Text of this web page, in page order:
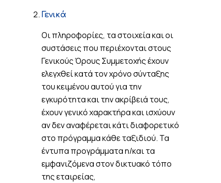
Γενικά
Οι πληροφορίες, τα στοιχεία και οι
συστάσεις που περιέχονται στους
Γενικούς Όρους Συμμετοχής έχουν
ελεγχθεί κατά τον χρόνο σύνταξης
του κειμένου αυτού για την
εγκυρότητα και την ακρίβειά τους,
έχουν γενικό χαρακτήρα και ισχύουν
αν δεν αναφέρεται κάτι διαφορετικό
στο πρόγραμμα κάθε ταξιδιού. Τα
έντυπα προγράμματα η/και τα
εμφανιζόμενα στον δικτυακό τόπο
της εταιρείας,